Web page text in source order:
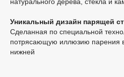
натурального дерева, стекла и
Уникальный дизайн парящей
Сделанная по специальной
потрясающую иллюзию парения
нижней